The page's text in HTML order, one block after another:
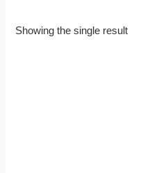
Showing the single result